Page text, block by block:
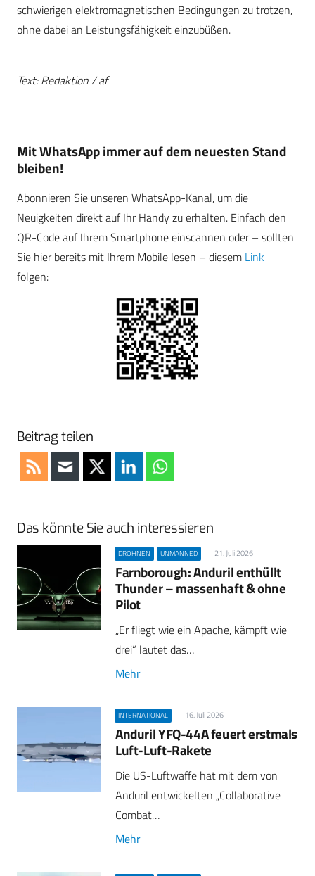
schwierigen elektromagnetischen Bedingungen zu trotzen,
ohne dabei an Leistungsfähigkeit einzubüßen.
Text: Redaktion / af
Mit WhatsApp immer auf dem neuesten Stand
bleiben!
Abonnieren Sie unseren WhatsApp-Kanal, um die
Neuigkeiten direkt auf Ihr Handy zu erhalten. Einfach den
QR-Code auf Ihrem Smartphone einscannen oder – sollten
Sie hier bereits mit Ihrem Mobile lesen – diesem Link
folgen:
Beitrag teilen
Das könnte Sie auch interessieren
DROHNEN UNMANNED 21. Juli 2026
Farnborough: Anduril enthüllt
Thunder – massenhaft & ohne
Pilot
„Er fliegt wie ein Apache, kämpft wie
drei“ lautet das…
Mehr
INTERNATIONAL 16. Juli 2026
Anduril YFQ-44A feuert erstmals
Luft-Luft-Rakete
Die US-Luftwaffe hat mit dem von
Anduril entwickelten „Collaborative
Combat…
Mehr